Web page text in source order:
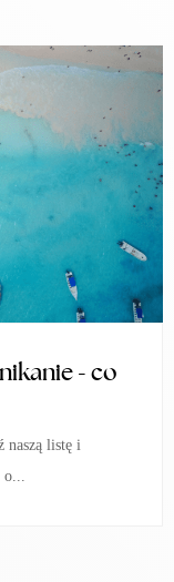
- co
naszą listę i
o...